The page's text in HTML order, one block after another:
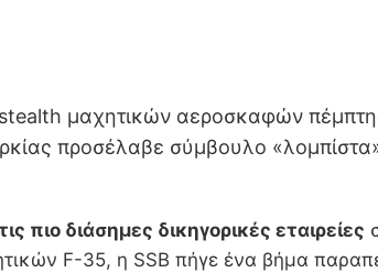
μαχητικών αεροσκαφών
προσέλαβε σύμβουλο
πιο διάσημες δικηγορικές εταιρείες
F-35, η SSB πήγε ένα βήμα